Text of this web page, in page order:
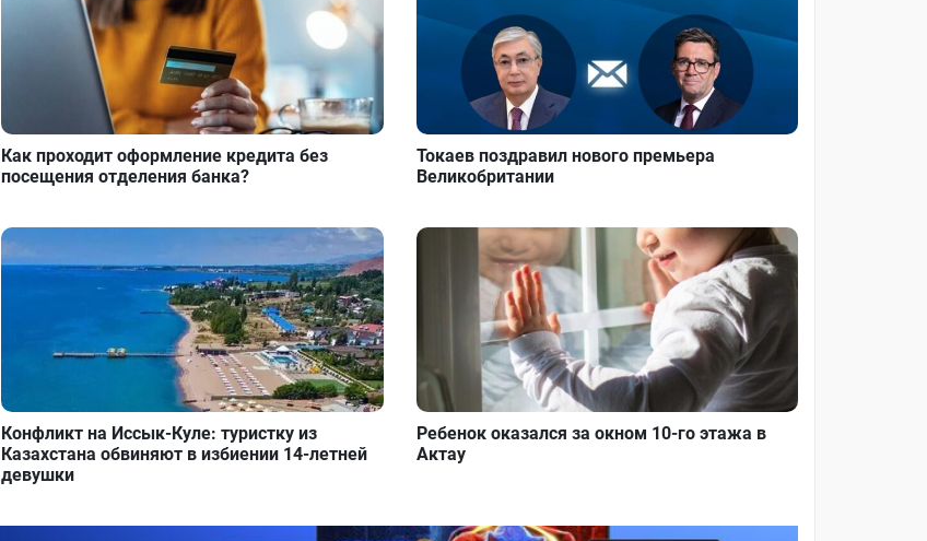
Как проходит оформление кредита без
посещения отделения банка?
Токаев поздравил нового премьера
Великобритании
Конфликт на Иссык-Куле: туристку из
Казахстана обвиняют в избиении 14-летней
девушки
Ребенок оказался за окном 10-го этажа в
Актау